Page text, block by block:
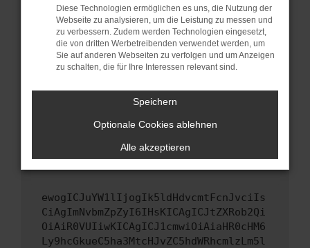
sind.
Veraltete Software birgt nicht nur ein
Sicherheitsrisiko, sondern kann auch dazu
führen, dass bestimmte Funktionen nicht mehr
unterstützt werden.
Wende dich an den Webseitenbetreiber.
Wenn du alle oben genannten Schritte versucht
hast, kontaktiere uns bitte. Wir werden
versuchen, das Problem zu beheben. Du kannst
uns diesen Text schicken, um uns bei der
ewogICJuYW1lIjogIk5ldHdvcmtFcnJvciIs
CiAgImNvbmZpZyI6IHsKICAgICJtZXRob2Qi
OiAiR0VUIiwKICAgICJ1cmwiOiAiaHR0cHM6
Ly9hcGkueC5ha3MtcHJvZC5hdWRhcmlzLm5l
Diese Technologien ermöglichen es uns, die Nutzung der
Webseite zu analysieren, um die Leistung zu messen und
zu verbessern. Zudem werden Technologien eingesetzt,
die von dritten Werbetreibenden verwendet werden, um
Sie auf anderen Webseiten zu verfolgen und um Anzeigen
zu schalten, die für Ihre Interessen relevant sind.
Speichern
Optionale Cookies ablehnen
Alle akzeptieren